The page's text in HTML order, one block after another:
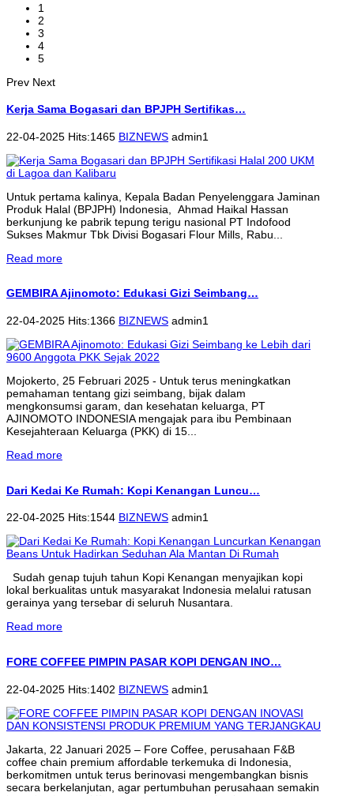
1
2
3
4
5
Prev Next
Kerja Sama Bogasari dan BPJPH Sertifikas…
22-04-2025 Hits:1465 BIZNEWS admin1
Untuk pertama kalinya, Kepala Badan Penyelenggara Jaminan
Produk Halal (BPJPH) Indonesia, Ahmad Haikal Hassan
berkunjung ke pabrik tepung terigu nasional PT Indofood
Sukses Makmur Tbk Divisi Bogasari Flour Mills, Rabu...
Read more
GEMBIRA Ajinomoto: Edukasi Gizi Seimbang…
22-04-2025 Hits:1366 BIZNEWS admin1
Mojokerto, 25 Februari 2025 - Untuk terus meningkatkan
pemahaman tentang gizi seimbang, bijak dalam
mengkonsumsi garam, dan kesehatan keluarga, PT
AJINOMOTO INDONESIA mengajak para ibu Pembinaan
Kesejahteraan Keluarga (PKK) di 15...
Read more
Dari Kedai Ke Rumah: Kopi Kenangan Luncu…
22-04-2025 Hits:1544 BIZNEWS admin1
Sudah genap tujuh tahun Kopi Kenangan menyajikan kopi
lokal berkualitas untuk masyarakat Indonesia melalui ratusan
gerainya yang tersebar di seluruh Nusantara.
Read more
FORE COFFEE PIMPIN PASAR KOPI DENGAN INO…
22-04-2025 Hits:1402 BIZNEWS admin1
Jakarta, 22 Januari 2025 – Fore Coffee, perusahaan F&B
coffee chain premium affordable terkemuka di Indonesia,
berkomitmen untuk terus berinovasi mengembangkan bisnis
secara berkelanjutan, agar pertumbuhan perusahaan semakin